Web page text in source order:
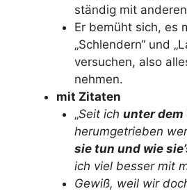
ständig mit
Er bemüht sich, es
„Schlendern“ und
versuchen, also
nehmen.
mit Zitaten
„Seit ich unter dem
herumgetrieben
sie tun und wie
ich viel besser mit
Gewiß, weil wir